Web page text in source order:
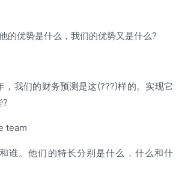
的优势是什么，我们的优势又是什么?
，我们的财务预测是这(???)样的。实现它
?
team
谁。他们的特长分别是什么，什么和什